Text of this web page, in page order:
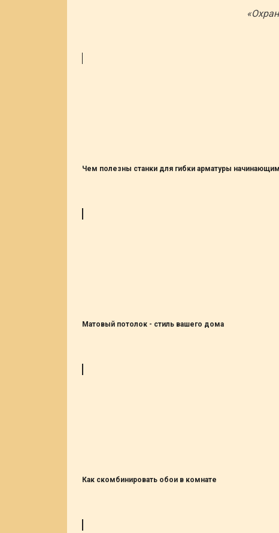
Чем полезны станки для гибки арматуры
Матовый потолок - стиль вашего дома
Как скомбинировать обои в комнате